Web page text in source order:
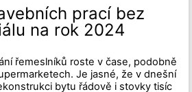
prací bez
na rok 2024
řemeslníků roste v čase, podobně
Je jasné, že v dnešní
bytu řádově i stovky tisíc